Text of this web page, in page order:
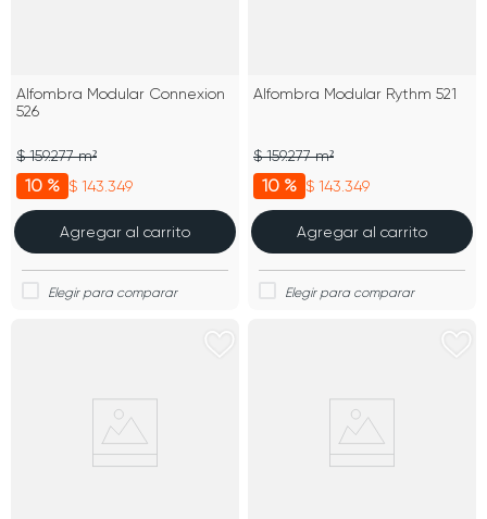
Alfombra Modular Connexion
526
10 % $ 143.349
$ 159.277 m²
Agregar al carrito
Alfombra Modular Rythm 521
10 % $ 143.349
$ 159.277 m²
Agregar al carrito